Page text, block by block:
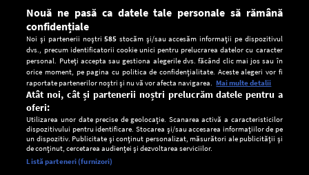
Descarcă gratuit aplicaţia Europa FM pentru smartphone:
Setări:
Nouă ne pasă ca datele tale personale să rămână
confidențiale
Noi și partenerii noștri585 stocăm și/sau accesăm informații pe dispozitivul
dvs., precum identificatorii cookie unici pentru prelucrarea datelor cu caracter
personal. Puteți accepta sau gestiona alegerile dvs. făcând clic mai jos sau în
orice moment, pe pagina cu politica de confidențialitate. Aceste alegeri vor fi
raportate partenerilor noștri și nu vă vor afecta navigarea. Mai multe detalii
Atât noi, cât și partenerii noștri prelucrăm datele pentru a
oferi:
Utilizarea unor date precise de geolocație. Scanarea activă a caracteristicilor
dispozitivului pentru identificare. Stocarea și/sau accesarea informațiilor de pe
un dispozitiv. Publicitate și conținut personalizat, măsurători ale publicității și
de conținut, cercetarea audienței și dezvoltarea serviciilor.
Listă parteneri (furnizori)